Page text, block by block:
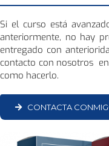
Si el curso está
anteriormente, no hay
entregado con
contacto con nosotros en
como hacerlo.
CONTACTA